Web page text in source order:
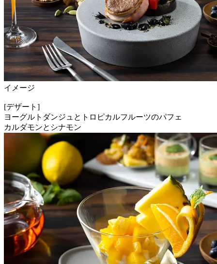
イメージ
[デザート]
ヨーグルトダンジュとトロピカルフルーツのパフェ
カルダモンとシナモン